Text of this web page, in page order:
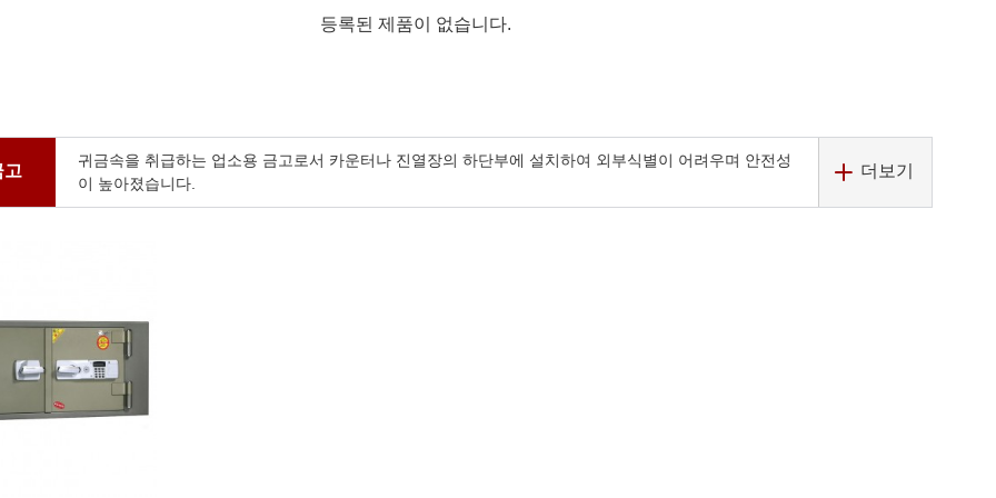
등록된 제품이 없습니다.
고
귀금속을 취급하는 업소용 금고로서 카운터나 진열장의 하단부에 설치하여 외부식별이 어려우며 안전성
이 높아졌습니다.
더보기